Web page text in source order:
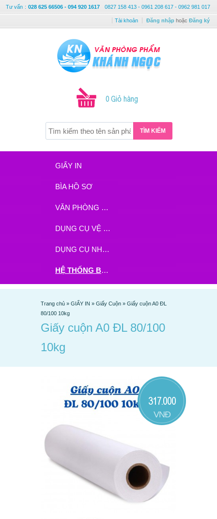
Tư vấn : 028 625 66506 - 094 920 1617 0827 158 413 - 0961 208 617 - 0962 981 017
Tài khoản Đăng nhập hoặc Đăng ký
0 Giỏ hàng
TÌM KIẾM
GIẤY IN
BÌA HỒ SƠ
VĂN PHÒNG PHẨM
DỤNG CỤ VỆ SINH
DỤNG CỤ NHÀ BẾP
HỆ THỐNG BHX - TGDĐ ĐẶT HÀNG TẠI ĐÂY
Trang chủ » GIẤY IN » Giấy Cuộn » Giấy cuộn A0 ĐL
80/100 10kg
Giấy cuộn A0 ĐL 80/100
10kg
317.000
VNĐ